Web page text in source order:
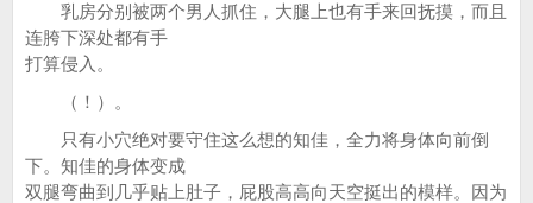
乳房分别被两个男人抓住，大腿上也有手来回抚摸，而且
连胯下深处都有手
打算侵入。
（！）。
只有小穴绝对要守住这么想的知佳，全力将身体向前倒
下。知佳的身体变成
双腿弯曲到几乎贴上肚子，屁股高高向天空挺出的模样。因为